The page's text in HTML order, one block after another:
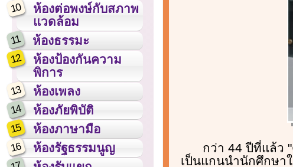
10
ห้องต่อพงษ์กับสภาพ
แวดล้อม
11 ห้องธรรมะ
12
ห้องป้องกันความ
พิการ
13 ห้องเพลง
14 ห้องภัยพิบัติ
15 ห้องภาษามือ
16 ห้องรัฐธรรมนูญ
กว่า 44 ปีที่แล้ว
เป็นแกนนำนักศึกษา